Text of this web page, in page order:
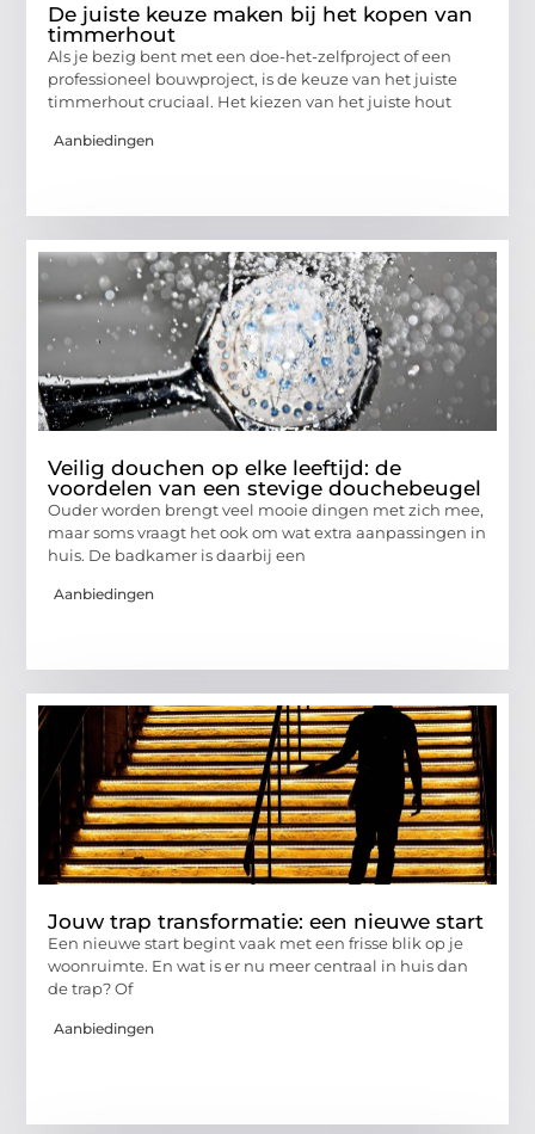
De juiste keuze maken bij het kopen van
timmerhout
Als je bezig bent met een doe-het-zelfproject of een
professioneel bouwproject, is de keuze van het juiste
timmerhout cruciaal. Het kiezen van het juiste hout
Aanbiedingen
Veilig douchen op elke leeftijd: de
voordelen van een stevige douchebeugel
Ouder worden brengt veel mooie dingen met zich mee,
maar soms vraagt het ook om wat extra aanpassingen in
huis. De badkamer is daarbij een
Aanbiedingen
Jouw trap transformatie: een nieuwe start
Een nieuwe start begint vaak met een frisse blik op je
woonruimte. En wat is er nu meer centraal in huis dan
de trap? Of
Aanbiedingen